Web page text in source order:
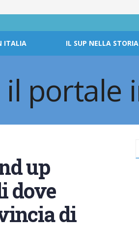
ITALIA IL SUP NELLA STORIA
up
dove
di